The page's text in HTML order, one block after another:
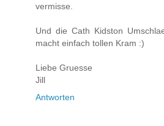
vermisse.
Und die Cath Kidston
macht einfach tollen Kram :)
Liebe Gruesse
Jill
Antworten